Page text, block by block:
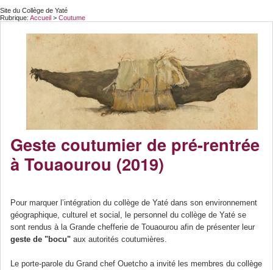
Site du Collège de Yaté
Rubrique: Accueil > Coutume
Geste coutumier de pré-rentrée
à Touaourou (2019)
Pour marquer l’intégration du collège de Yaté dans son environnement
géographique, culturel et social, le personnel du collège de Yaté se
sont rendus à la Grande chefferie de Touaourou afin de présenter leur
geste de "bocu" aux autorités coutumières.
Le porte-parole du Grand chef Ouetcho a invité les membres du collège